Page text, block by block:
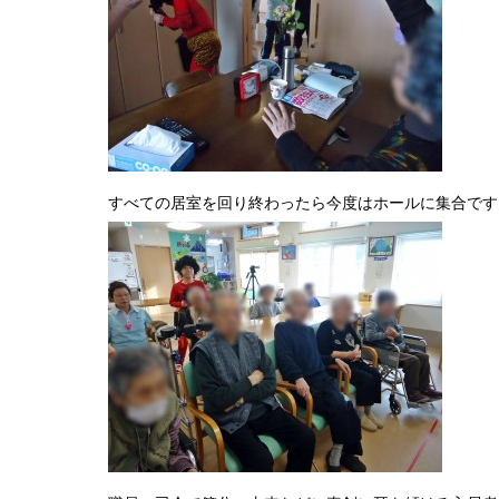
すべての居室を回り終わったら今度はホールに集合で